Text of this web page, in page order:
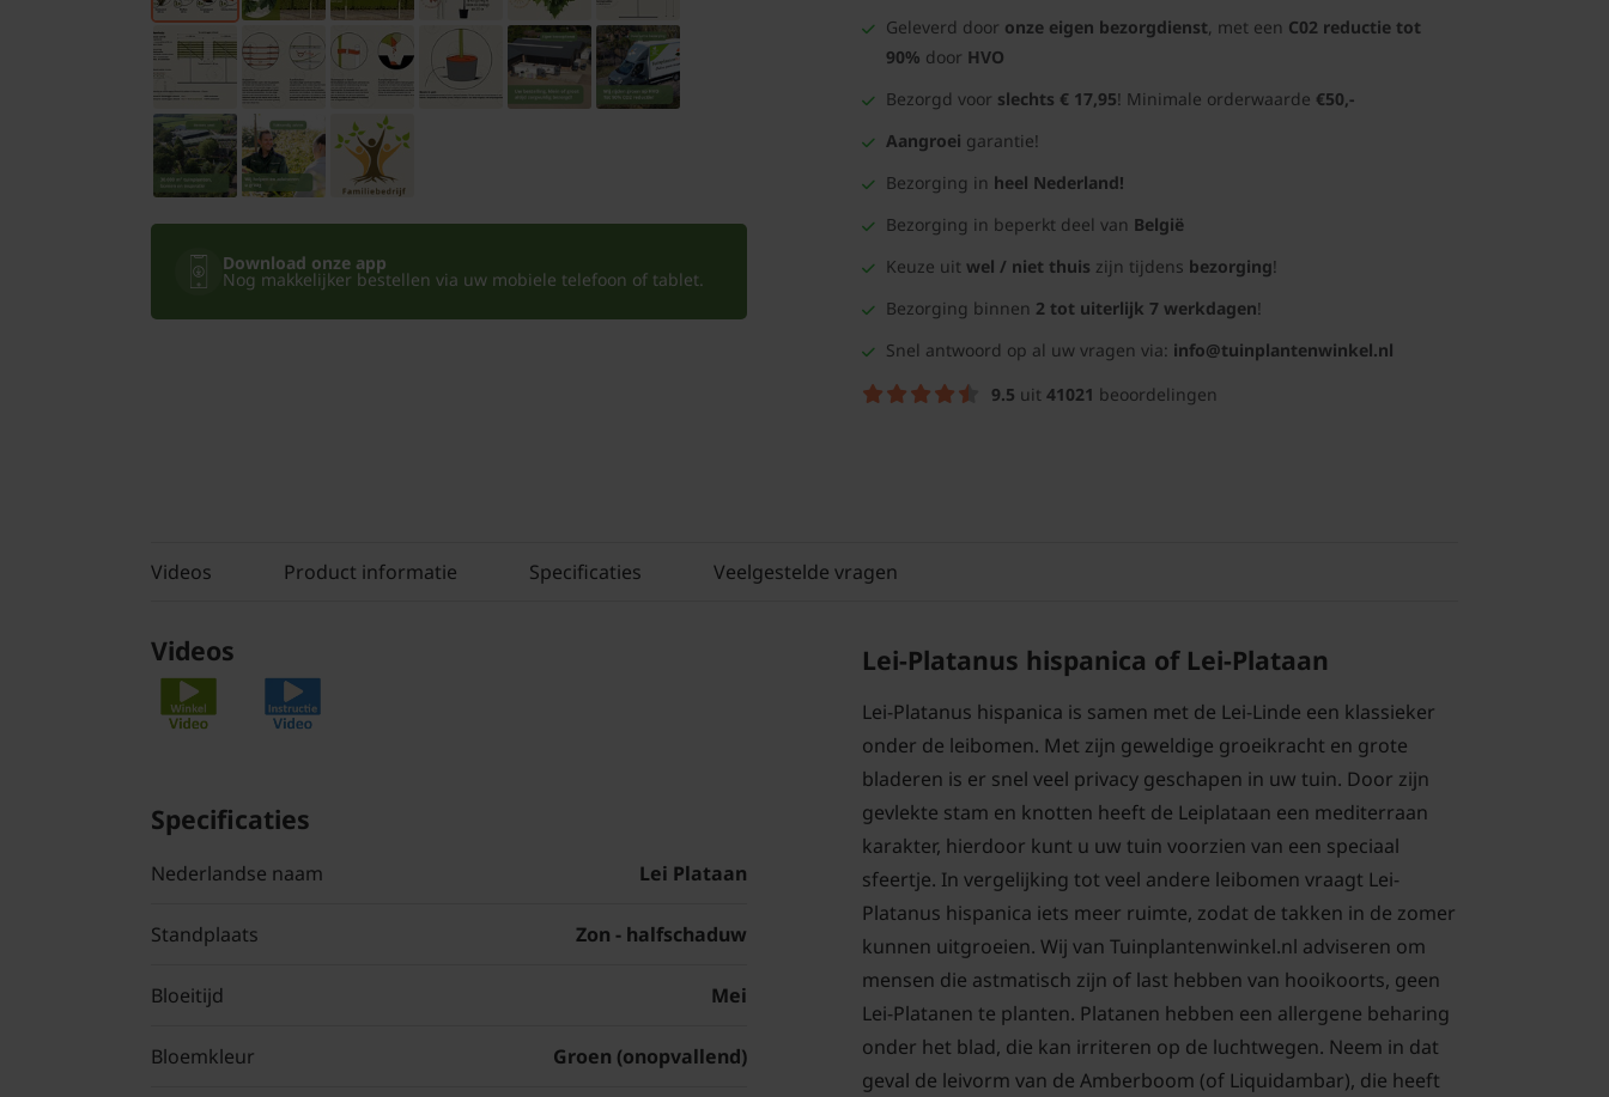
Bloempotten
Download onze app
Nog makkelijker bestellen via uw mobiele telefoon of tablet.
Geleverd door onze eigen bezorgdienst, met een C02 reductie tot
90% door HVO
Bezorgd voor slechts € 17,95! Minimale orderwaarde €50,-
Aangroei garantie!
Bezorging in heel Nederland!
Bezorging in beperkt deel van België
Keuze uit wel / niet thuis zijn tijdens bezorging!
Bezorging binnen 2 tot uiterlijk 7 werkdagen!
Snel antwoord op al uw vragen via: info@tuinplantenwinkel.nl
9.5 uit 41021 beoordelingen
Videos Product informatie Specificaties Veelgestelde vragen
Videos
Specificaties
Nederlandse naam Lei Plataan
Standplaats Zon - halfschaduw
Bloeitijd Mei
Bloemkleur Groen (onopvallend)
Lei-Platanus hispanica of Lei-Plataan
Lei-Platanus hispanica is samen met de Lei-Linde een klassieker
onder de leibomen. Met zijn geweldige groeikracht en grote
bladeren is er snel veel privacy geschapen in uw tuin. Door zijn
gevlekte stam en knotten heeft de Leiplataan een mediterraan
karakter, hierdoor kunt u uw tuin voorzien van een speciaal
sfeertje. In vergelijking tot veel andere leibomen vraagt Lei-
Platanus hispanica iets meer ruimte, zodat de takken in de zomer
kunnen uitgroeien. Wij van Tuinplantenwinkel.nl adviseren om
mensen die astmatisch zijn of last hebben van hooikoorts, geen
Lei-Platanen te planten. Platanen hebben een allergene beharing
onder het blad, die kan irriteren op de luchtwegen. Neem in dat
geval de leivorm van de Amberboom (of Liquidambar), die heeft